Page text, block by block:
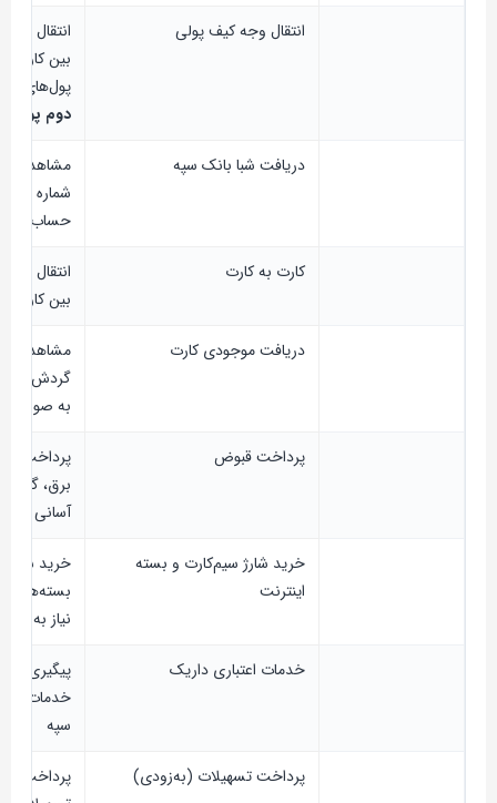
انتقال وجه کیف پولی
انتقال
بین
پول‌های
دوم پویا
دریافت شبا بانک سپه
مشاهده و
شماره شبا
حساب‌ها
کارت به کارت
انتقال
بین
دریافت موجودی کارت
مشاهده
گردش
به صورت
پرداخت قبوض
پرداخت
برق، گاز و
آسانی
خرید شارژ سیم‌کارت و بسته
اینترنت
خرید شارژ
بسته‌های
نیاز به
خدمات اعتباری داریک
پیگیری و
خدمات
سپه
پرداخت تسهیلات (به‌زودی)
پرداخت